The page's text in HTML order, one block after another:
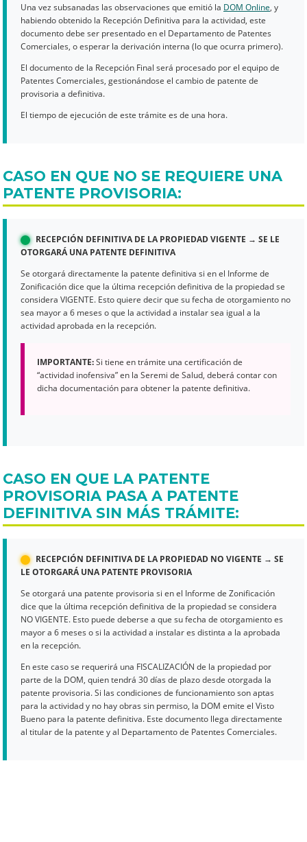
Una vez subsanadas las observaciones que emitió la DOM Online, y
habiendo obtenido la Recepción Definitiva para la actividad, este
documento debe ser presentado en el Departamento de Patentes
Comerciales, o esperar la derivación interna (lo que ocurra primero).
El documento de la Recepción Final será procesado por el equipo de
Patentes Comerciales, gestionándose el cambio de patente de
provisoria a definitiva.
El tiempo de ejecución de este trámite es de una hora.
CASO EN QUE NO SE REQUIERE UNA
PATENTE PROVISORIA:
RECEPCIÓN DEFINITIVA DE LA PROPIEDAD VIGENTE → SE LE
OTORGARÁ UNA PATENTE DEFINITIVA
Se otorgará directamente la patente definitiva si en el Informe de
Zonificación dice que la última recepción definitiva de la propiedad se
considera VIGENTE. Esto quiere decir que su fecha de otorgamiento no
sea mayor a 6 meses o que la actividad a instalar sea igual a la
actividad aprobada en la recepción.
IMPORTANTE:Si tiene en trámite una certificación de
“actividad inofensiva” en la Seremi de Salud, deberá contar con
dicha documentación para obtener la patente definitiva.
CASO EN QUE LA PATENTE
PROVISORIA PASA A PATENTE
DEFINITIVA SIN MÁS TRÁMITE:
RECEPCIÓN DEFINITIVA DE LA PROPIEDAD NO VIGENTE → SE
LE OTORGARÁ UNA PATENTE PROVISORIA
Se otorgará una patente provisoria si en el Informe de Zonificación
dice que la última recepción definitiva de la propiedad se considera
NO VIGENTE. Esto puede deberse a que su fecha de otorgamiento es
mayor a 6 meses o si la actividad a instalar es distinta a la aprobada
en la recepción.
En este caso se requerirá una FISCALIZACIÓN de la propiedad por
parte de la DOM, quien tendrá 30 días de plazo desde otorgada la
patente provisoria. Si las condiciones de funcionamiento son aptas
para la actividad y no hay obras sin permiso, la DOM emite el Visto
Bueno para la patente definitiva. Este documento llega directamente
al titular de la patente y al Departamento de Patentes Comerciales.